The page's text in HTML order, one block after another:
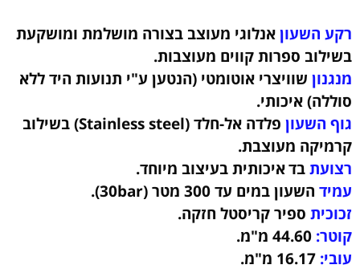
רקע השעוןאנלוגי מעוצב בצורה מושלמת ומושקעת
בשילוב ספרות קווים מעוצבות.
מנגנון שוויצרי אוטומטי (הנטען ע"י תנועות היד ללא
סוללה) איכותי.
גוף השעון
פלדה אל-חלד (Stainless steel) בשילוב
קרמיקה מעוצבת.
רצועתבדאיכותית בעיצוב מיוחד.
עמיד השעון במים עד 300 מטר (30bar)
.
זכוכית ספיר קריסטל חזקה.
קוטר: 44.60 מ"מ.
עובי: 16.17 מ"מ.